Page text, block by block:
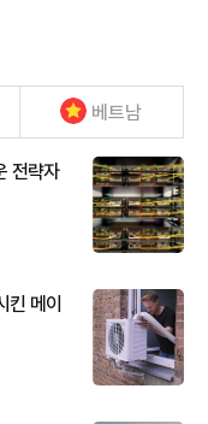
베트남
전략자
킨 메이